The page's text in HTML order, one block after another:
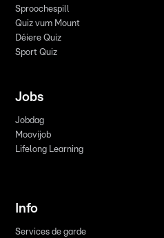
Sproochespill
Quiz vum Mount
Déiere Quiz
Sport Quiz
Jobs
Jobdag
Moovijob
Lifelong Learning
Info
Services de garde